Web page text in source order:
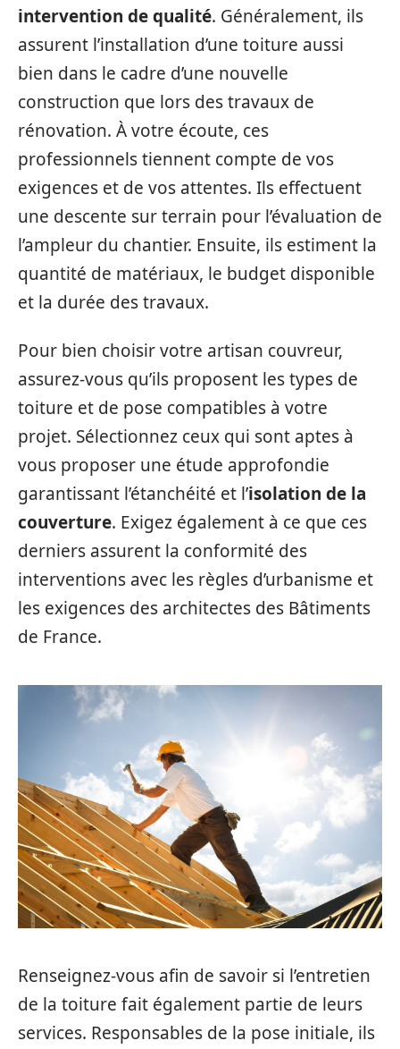
intervention de qualité. Généralement, ils
assurent l’installation d’une toiture aussi
bien dans le cadre d’une nouvelle
construction que lors des travaux de
rénovation. À votre écoute, ces
professionnels tiennent compte de vos
exigences et de vos attentes. Ils effectuent
une descente sur terrain pour l’évaluation de
l’ampleur du chantier. Ensuite, ils estiment la
quantité de matériaux, le budget disponible
et la durée des travaux.
Pour bien choisir votre artisan couvreur,
assurez-vous qu’ils proposent les types de
toiture et de pose compatibles à votre
projet. Sélectionnez ceux qui sont aptes à
vous proposer une étude approfondie
garantissant l’étanchéité et l’isolation de la
couverture. Exigez également à ce que ces
derniers assurent la conformité des
interventions avec les règles d’urbanisme et
les exigences des architectes des Bâtiments
de France.
Renseignez-vous afin de savoir si l’entretien
de la toiture fait également partie de leurs
services. Responsables de la pose initiale, ils